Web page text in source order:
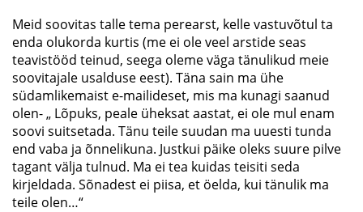
Meid soovitas talle tema perearst, kelle vastuvõtul ta
enda olukorda kurtis (me ei ole veel arstide seas
teavistööd teinud, seega oleme väga tänulikud meie
soovitajale usalduse eest). Täna sain ma ühe
südamlikemaist e-mailideset, mis ma kunagi saanud
olen- „ Lõpuks, peale üheksat aastat, ei ole mul enam
soovi suitsetada. Tänu teile suudan ma uuesti tunda
end vaba ja õnnelikuna. Justkui päike oleks suure pilve
tagant välja tulnud. Ma ei tea kuidas teisiti seda
kirjeldada. Sõnadest ei piisa, et öelda, kui tänulik ma
teile olen…“